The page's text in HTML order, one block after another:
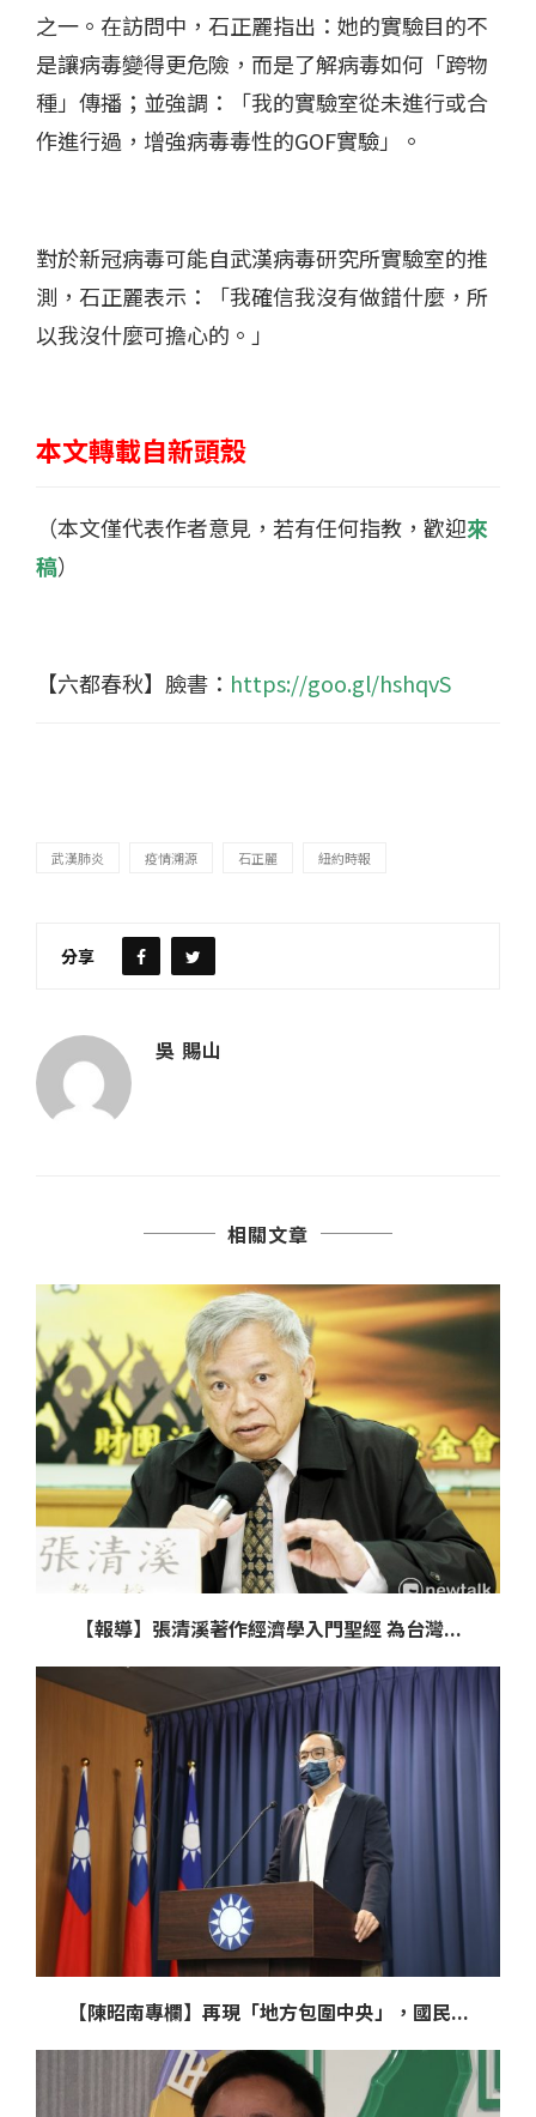
之一。在訪問中，石正麗指出：她的實驗目的不
是讓病毒變得更危險，而是了解病毒如何「跨物
種」傳播；並強調：「我的實驗室從未進行或合
作進行過，增強病毒毒性的GOF實驗」。
對於新冠病毒可能自武漢病毒研究所實驗室的推
測，石正麗表示：「我確信我沒有做錯什麼，所
以我沒什麼可擔心的。」
本文轉載自新頭殼
（本文僅代表作者意見，若有任何指教，歡迎來
稿）
【六都春秋】臉書： https://goo.gl/hshqvS
武漢肺炎 疫情溯源 石正麗 紐約時報
分享
吳 賜山
相關文章
【報導】張清溪著作經濟學入門聖經 為台灣...
【陳昭南專欄】再現「地方包圍中央」，國民...